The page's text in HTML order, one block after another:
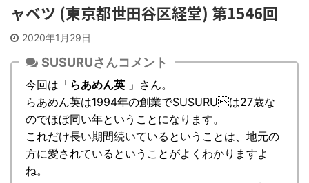
ャベツ (東京都世田谷区経堂) 第1546回
2020年1月29日
SUSURUさんコメント
今回は「らあめん英 」さん。
らあめん英は1994年の創業でSUSURUは27歳な
のでほぼ同い年ということになります。
これだけ長い期間続いているということは、地元の
方に愛されているということがよくわかりますよ
ね。